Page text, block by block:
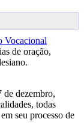
de oração,
de dezembro,
todas
seu processo de